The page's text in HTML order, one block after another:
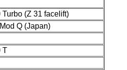
Turbo (Z 31 facelift)
Q (Japan)
T